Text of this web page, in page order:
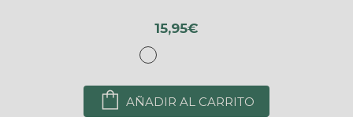
15,95€
AÑADIR AL CARRITO